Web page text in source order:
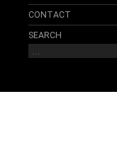
CONTACT
SEARCH